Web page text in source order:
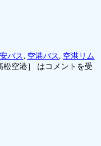
バス, 空港バス, 空港リム
松空港］ はコメントを受